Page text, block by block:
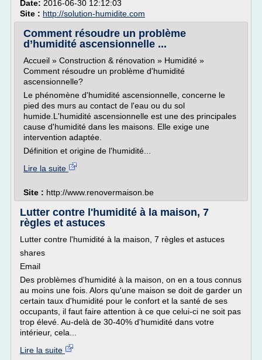
Date: 2016-06-30 12:12:03
Site : http://solution-humidite.com
Comment résoudre un problème
d’humidité ascensionnelle ...
Accueil » Construction & rénovation » Humidité »
Comment résoudre un problème d'humidité
ascensionnelle?
Le phénomène d'humidité ascensionnelle, concerne le
pied des murs au contact de l'eau ou du sol
humide.L'humidité ascensionnelle est une des principales
cause d'humidité dans les maisons. Elle exige une
intervention adaptée.
Définition et origine de l'humidité...
Lire la suite
Site : http://www.renovermaison.be
Lutter contre l'humidité à la maison, 7
règles et astuces
Lutter contre l'humidité à la maison, 7 règles et astuces
shares
Email
Des problèmes d'humidité à la maison, on en a tous connus
au moins une fois. Alors qu'une maison se doit de garder un
certain taux d'humidité pour le confort et la santé de ses
occupants, il faut faire attention à ce que celui-ci ne soit pas
trop élevé. Au-delà de 30-40% d'humidité dans votre
intérieur, cela...
Lire la suite